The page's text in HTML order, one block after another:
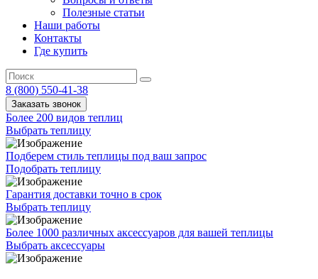
Полезные статьи
Наши работы
Контакты
Где купить
8 (800) 550-41-38
Заказать звонок
Более 200 видов теплиц
Выбрать теплицу
Подберем стиль теплицы под ваш запрос
Подобрать теплицу
Гарантия доставки точно в срок
Выбрать теплицу
Более 1000 различных аксессуаров для вашей теплицы
Выбрать аксессуары